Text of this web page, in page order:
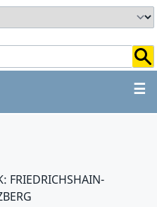
☰
ZUM HAUPTBEREICH
FRIEDRICHSHAIN-